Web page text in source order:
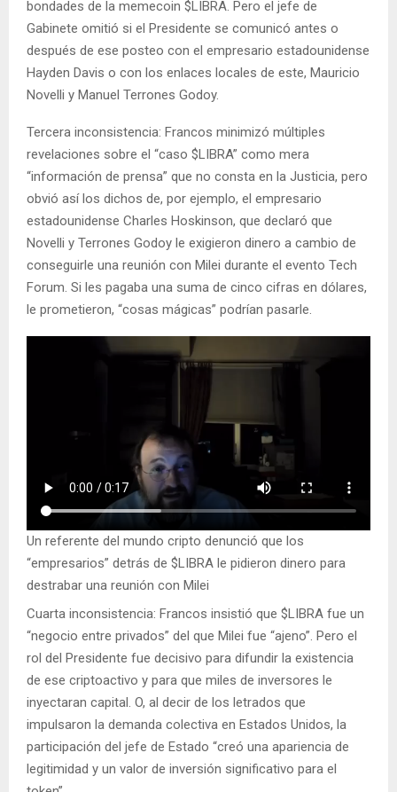
bondades de la memecoin $LIBRA. Pero el jefe de
Gabinete omitió si el Presidente se comunicó antes o
después de ese posteo con el empresario estadounidense
Hayden Davis o con los enlaces locales de este, Mauricio
Novelli y Manuel Terrones Godoy.
Tercera inconsistencia: Francos minimizó múltiples
revelaciones sobre el “caso $LIBRA” como mera
“información de prensa” que no consta en la Justicia, pero
obvió así los dichos de, por ejemplo, el empresario
estadounidense Charles Hoskinson, que declaró que
Novelli y Terrones Godoy le exigieron dinero a cambio de
conseguirle una reunión con Milei durante el evento Tech
Forum. Si les pagaba una suma de cinco cifras en dólares,
le prometieron, “cosas mágicas” podrían pasarle.
Un referente del mundo cripto denunció que los
“empresarios” detrás de $LIBRA le pidieron dinero para
destrabar una reunión con Milei
Cuarta inconsistencia: Francos insistió que $LIBRA fue un
“negocio entre privados” del que Milei fue “ajeno”. Pero el
rol del Presidente fue decisivo para difundir la existencia
de ese criptoactivo y para que miles de inversores le
inyectaran capital. O, al decir de los letrados que
impulsaron la demanda colectiva en Estados Unidos, la
participación del jefe de Estado “creó una apariencia de
legitimidad y un valor de inversión significativo para el